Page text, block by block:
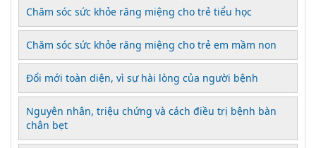
Chăm sóc sức khỏe răng miệng cho trẻ tiểu học
Chăm sóc sức khỏe răng miệng cho trẻ em mầm non
Đổi mới toàn diện, vì sự hài lòng của người bệnh
Nguyên nhân, triệu chứng và cách điều trị bệnh bàn
chân bẹt